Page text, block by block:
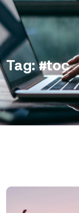
Tag:#toc